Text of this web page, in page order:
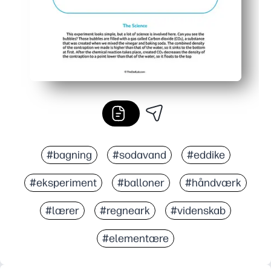
#bagning #sodavand #eddike
#eksperiment #balloner #håndværk
#lærer #regneark #videnskab
#elementære